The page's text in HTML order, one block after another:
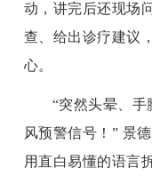
动，讲完后还现场
查、给出诊疗建议
心。
“突然头晕、手
风预警信号！” 景
用直白易懂的语言